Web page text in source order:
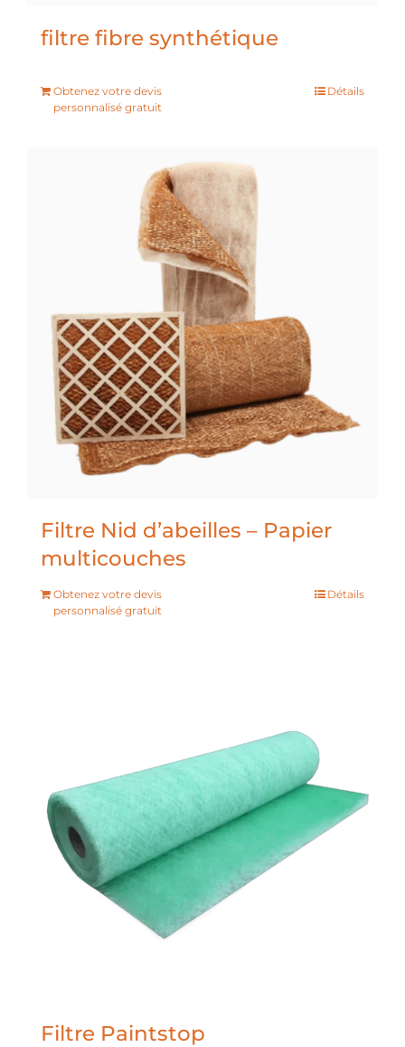
filtre fibre synthétique
Obtenez votre devis
personnalisé gratuit
Détails
Filtre Nid d’abeilles – Papier
multicouches
Obtenez votre devis
personnalisé gratuit
Détails
Filtre Paintstop